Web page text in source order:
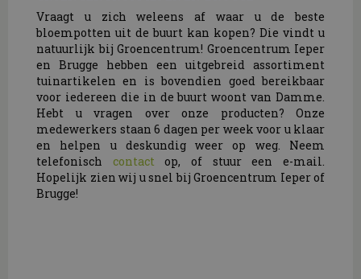
Vraagt u zich weleens af waar u de beste
bloempotten uit de buurt kan kopen? Die vindt u
natuurlijk bij Groencentrum! Groencentrum Ieper
en Brugge hebben een uitgebreid assortiment
tuinartikelen en is bovendien goed bereikbaar
voor iedereen die in de buurt woont van Damme.
Hebt u vragen over onze producten? Onze
medewerkers staan 6 dagen per week voor u klaar
en helpen u deskundig weer op weg. Neem
telefonisch contactop, of stuur een e-mail.
Hopelijk zien wij u snel bij Groencentrum Ieper of
Brugge!